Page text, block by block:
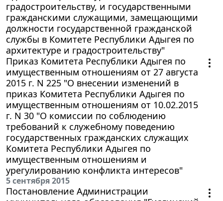
градостроительству, и государственными
гражданскими служащими, замещающими
должности государственной гражданской
службы в Комитете Республики Адыгея по
архитектуре и градостроительству"
Приказ Комитета Республики Адыгея по
имущественным отношениям от 27 августа
2015 г. N 225 "О внесении изменений в
приказ Комитета Республики Адыгея по
имущественным отношениям от 10.02.2015
г. N 30 "О комиссии по соблюдению
требований к служебному поведению
государственных гражданских служащих
Комитета Республики Адыгея по
имущественным отношениям и
урегулированию конфликта интересов"
5 сентября 2015
Постановление Администрации